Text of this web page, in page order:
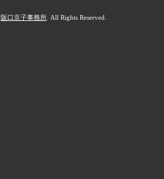
阪口京子事務所 . All Rights Reserved.